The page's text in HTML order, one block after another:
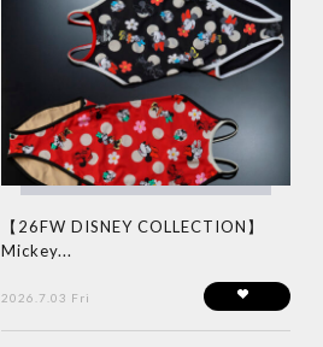
【26FW DISNEY COLLECTION】
Mickey...
2026.7.03 Fri